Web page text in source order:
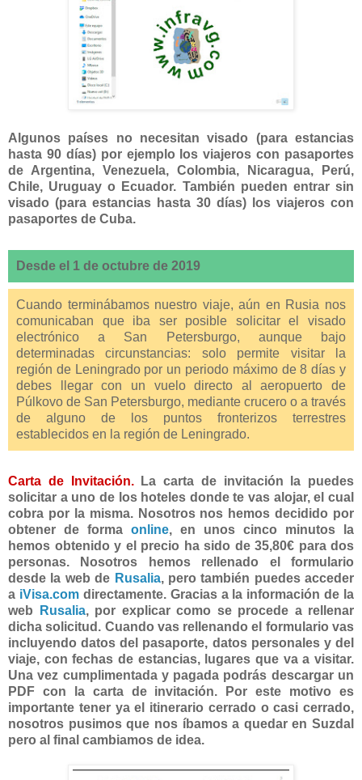
Algunos países no necesitan visado (para estancias
hasta 90 días) por ejemplo los viajeros con pasaportes
de Argentina, Venezuela, Colombia, Nicaragua, Perú,
Chile, Uruguay o Ecuador. También pueden entrar sin
visado (para estancias hasta 30 días) los viajeros con
pasaportes de Cuba.
Desde el 1 de octubre de 2019
Cuando terminábamos nuestro viaje, aún en Rusia nos
comunicaban que iba ser posible solicitar el visado
electrónico a San Petersburgo, aunque bajo
determinadas circunstancias: solo permite visitar la
región de Leningrado por un periodo máximo de 8 días y
debes llegar con un vuelo directo al aeropuerto de
Púlkovo de San Petersburgo, mediante crucero o a través
de alguno de los puntos fronterizos terrestres
establecidos en la región de Leningrado.
Carta de Invitación.La carta de invitación la puedes
solicitar a uno de los hoteles donde te vas alojar, el cual
cobra por la misma. Nosotros nos hemos decidido por
obtener de forma online, en unos cinco minutos la
hemos obtenido y el precio ha sido de 35,80€ para dos
personas. Nosotros hemos rellenado el formulario
desde la web de Rusalia, pero también puedes acceder
a iVisa.comdirectamente. Gracias a la información de la
web
Rusalia, por explicar como se procede a rellenar
dicha solicitud. Cuando vas rellenando el formulario vas
incluyendo datos del pasaporte, datos personales y del
viaje, con fechas de estancias, lugares que va a visitar.
Una vez cumplimentada y pagada podrás descargar un
PDF con la carta de invitación. Por este motivo es
importante tener ya el itinerario cerrado o casi cerrado,
nosotros pusimos que nos íbamos a quedar en Suzdal
pero al final cambiamos de idea.